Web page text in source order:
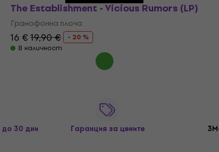
The Establishment - Vicious Rumors (LP)
Грамофонна плоча
16 €19,90 €
- 20 %
В наличност
30 дни Гаранция за цените